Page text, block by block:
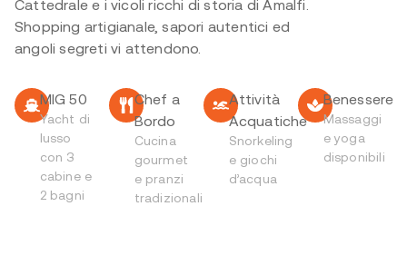
Cattedrale e i vicoli ricchi di storia di Amalfi.
Shopping artigianale, sapori autentici ed
angoli segreti vi attendono.
MIG 50
Yacht di
lusso
con 3
cabine e
2 bagni
Chef a
Bordo
Cucina
gourmet
e pranzi
tradizionali
Attività
Acquatiche
Snorkeling
e giochi
d’acqua
Benessere
Massaggi
e yoga
disponibili